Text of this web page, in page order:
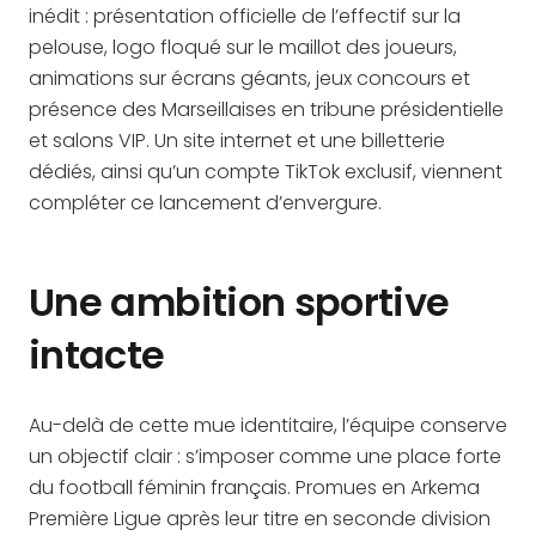
inédit : présentation officielle de l’effectif sur la
pelouse, logo floqué sur le maillot des joueurs,
animations sur écrans géants, jeux concours et
présence des Marseillaises en tribune présidentielle
et salons VIP. Un site internet et une billetterie
dédiés, ainsi qu’un compte TikTok exclusif, viennent
compléter ce lancement d’envergure.
Une ambition sportive
intacte
Au-delà de cette mue identitaire, l’équipe conserve
un objectif clair : s’imposer comme une place forte
du football féminin français. Promues en Arkema
Première Ligue après leur titre en seconde division